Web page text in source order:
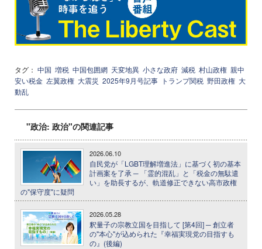
タグ： 中国 増税 中国包囲網 天変地異 小さな政府 減税 村山政権 親中
安い税金 左翼政権 大震災 2025年9月号記事 トランプ関税 野田政権 大
動乱
"政治: 政治"の関連記事
2026.06.10
自民党が「LGBT理解増進法」に基づく初の基本
計画案を了承 ─ 「霊的混乱」と「税金の無駄遣
い」を助長するが、軌道修正できない高市政権
の"保守度"に疑問
2026.05.28
釈量子の宗教立国を目指して [第4回] ─ 創立者
の"本心"が込められた『幸福実現党の目指すも
の』(後編)